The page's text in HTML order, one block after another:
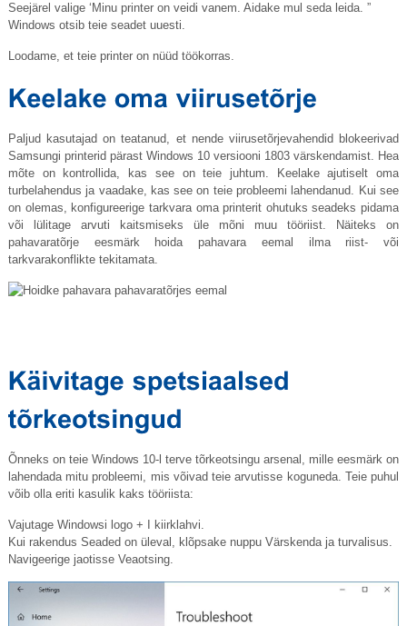
Seejärel valige ‘Minu printer on veidi vanem. Aidake mul seda leida. ”
Windows otsib teie seadet uuesti.
Loodame, et teie printer on nüüd töökorras.
Paljud kasutajad on teatanud, et nende viirusetõrjevahendid blokeerivad
Samsungi printerid pärast Windows 10 versiooni 1803 värskendamist. Hea
mõte on kontrollida, kas see on teie juhtum. Keelake ajutiselt oma
turbelahendus ja vaadake, kas see on teie probleemi lahendanud. Kui see
on olemas, konfigureerige tarkvara oma printerit ohutuks seadeks pidama
või lülitage arvuti kaitsmiseks üle mõni muu tööriist. Näiteks on
pahavaratõrje eesmärk hoida pahavara eemal ilma riist- või
tarkvarakonflikte tekitamata.
Õnneks on teie Windows 10-l terve tõrkeotsingu arsenal, mille eesmärk on
lahendada mitu probleemi, mis võivad teie arvutisse koguneda. Teie puhul
võib olla eriti kasulik kaks tööriista:
Vajutage Windowsi logo + I kiirklahvi.
Kui rakendus Seaded on üleval, klõpsake nuppu Värskenda ja turvalisus.
Navigeerige jaotisse Veaotsing.